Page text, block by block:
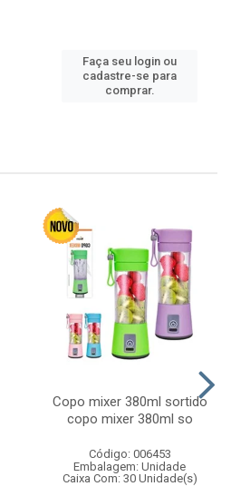
Faça seu login ou
cadastre-se para
comprar.
Copo mixer 380ml sortido
copo mixer 380ml so
Código: 006453
Embalagem: Unidade
Caixa Com: 30 Unidade(s)